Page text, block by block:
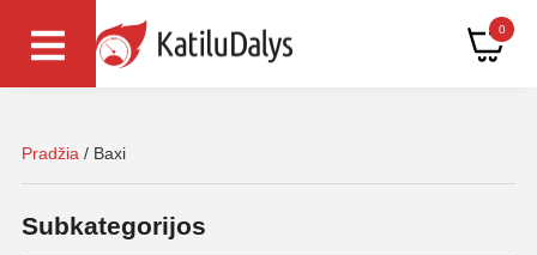
0
Pradžia / Baxi
Subkategorijos